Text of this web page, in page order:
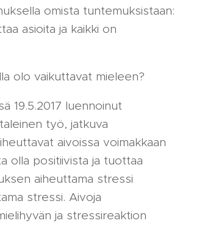
omista tuntemuksistaan:
asioita ja kaikki on
olo vaikuttavat mieleen?
19.5.2017 luennoinut
työ, jatkuva
aivoissa voimakkaan
olla positiivista ja tuottaa
aiheuttama stressi
stressi. Aivoja
ja stressireaktion